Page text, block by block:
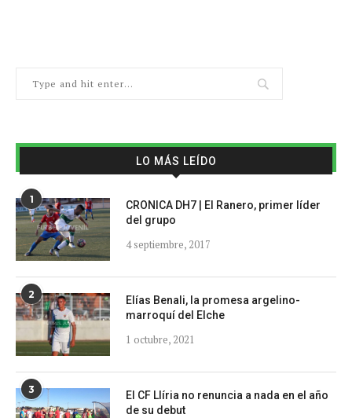
LO MÁS LEÍDO
1
CRONICA DH7 | El Ranero, primer líder
del grupo
4 septiembre, 2017
2
Elías Benali, la promesa argelino-
marroquí del Elche
1 octubre, 2021
3
El CF Llíria no renuncia a nada en el año
de su debut